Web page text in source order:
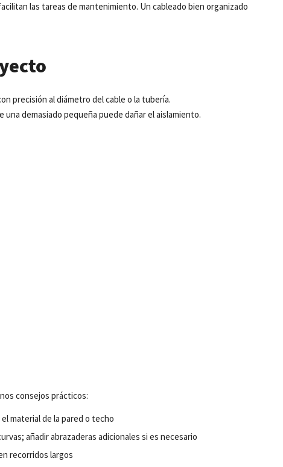
las tareas de mantenimiento. Un cableado bien organizado
precisión aldiámetro del cable o la tubería.
unademasiado pequeña puede dañarelaislamiento.
consejosprácticos:
elmaterialde lapared o techo
añadir abrazaderas adicionales si es necesario
recorridos largos